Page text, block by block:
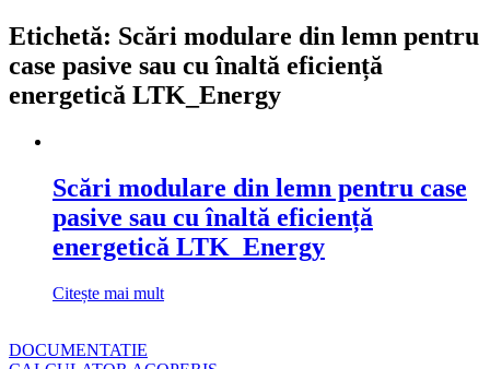
Etichetă: Scări modulare din lemn pentru
case pasive sau cu înaltă eficiență
energetică LTK_Energy
Scări modulare din lemn pentru case
pasive sau cu înaltă eficiență
energetică LTK_Energy
Citește mai mult
DOCUMENTATIE